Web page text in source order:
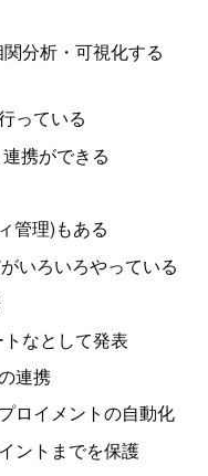
分析・可視化する
っている
携ができる
管理)もある
いろいろやっている
なとして発表
連携
ロイメントの自動化
ントまでを保護